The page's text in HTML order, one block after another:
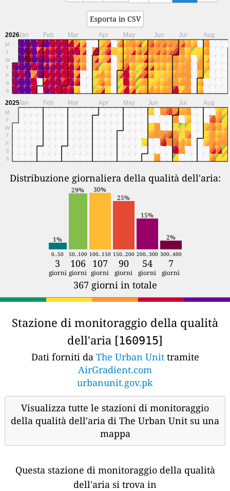
Esporta in CSV
2026
M
T
W
T
F
S
S
Jan Feb Mar Apr May Jun Jul Aug
2025
M
T
W
T
F
S
S
Jan Feb Mar Apr May Jun Jul Aug
Distribuzione giornaliera della qualità dell'aria:
1%
29%
30%
25%
15%
2%
0..50 50..100 100..150 150..200 200..300 300..400
3 106 107 90 54 7
giorni giorni giorni giorni giorni giorni
367 giorni in totale
Stazione di monitoraggio della qualità
dell'aria [160915]
Dati forniti da The Urban Unittramite
AirGradient.com
urbanunit.gov.pk
Visualizza tutte le stazioni di monitoraggio
della qualità dell'aria di The Urban Unit su una
mappa
Questa stazione di monitoraggio della qualità
dell'aria si trova in